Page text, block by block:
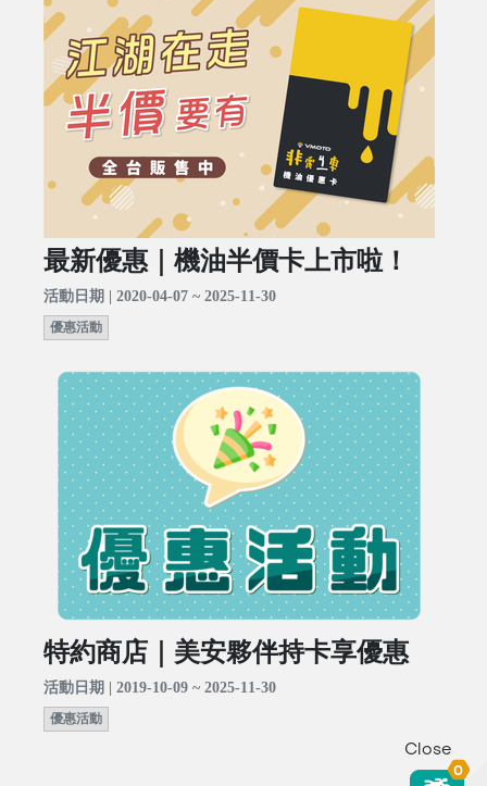
最新優惠｜機油半價卡上市啦！
活動日期 | 2020-04-07 ~ 2025-11-30
優惠活動
特約商店｜美安夥伴持卡享優惠
活動日期 | 2019-10-09 ~ 2025-11-30
優惠活動
Close
0